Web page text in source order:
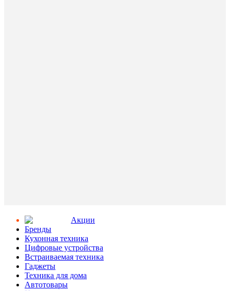
Aкции
Бренды
Кухонная техника
Цифровые устройства
Встраиваемая техника
Гаджеты
Техника для дома
Автотовары